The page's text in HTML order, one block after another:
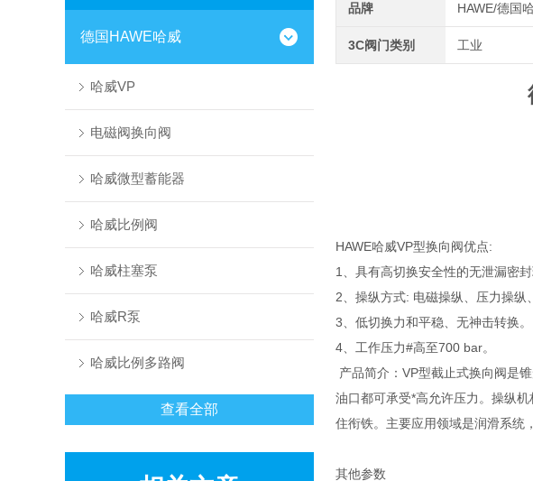
德国HAWE哈威
哈威VP
电磁阀换向阀
哈威微型蓄能器
哈威比例阀
哈威柱塞泵
哈威R泵
哈威比例多路阀
查看全部
品牌 HAWE/德国
3C阀门类别 工业
HAWE哈威VP型换向阀优点:
1、具有高切换安全性的无泄漏密封
2、操纵方式: 电磁操纵、压力操纵
3、低切换力和平稳、无神击转换。
4、工作压力#高至700 bar。
产品简介：VP型截止式换向阀是
油口都可承受*高允许压力。操纵
住衔铁。主要应用领域是润滑系统
其他参数